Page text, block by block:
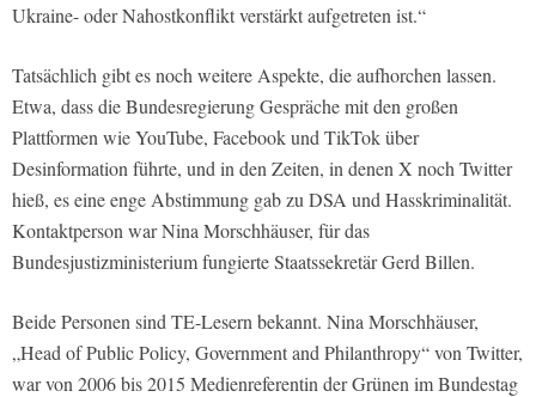
Ukraine- oder Nahostkonflikt verstärkt aufgetreten ist.“
Tatsächlich gibt es noch weitere Aspekte, die aufhorchen lassen.
Etwa, dass die Bundesregierung Gespräche mit den großen
Plattformen wie YouTube, Facebook und TikTok über
Desinformation führte, und in den Zeiten, in denen X noch Twitter
hieß, es eine enge Abstimmung gab zu DSA und Hasskriminalität.
Kontaktperson war Nina Morschhäuser, für das
Bundesjustizministerium fungierte Staatssekretär Gerd Billen.
Beide Personen sind TE-Lesern bekannt. Nina Morschhäuser,
„Head of Public Policy, Government and Philanthropy“ von Twitter,
war von 2006 bis 2015 Medienreferentin der Grünen im Bundestag